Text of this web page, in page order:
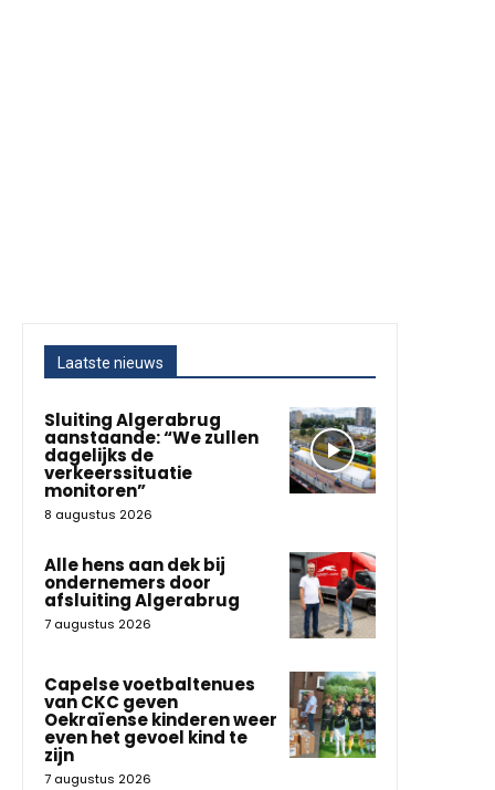
Laatste nieuws
Sluiting Algerabrug
aanstaande: “We zullen
dagelijks de
verkeerssituatie
monitoren”
8 augustus 2026
Alle hens aan dek bij
ondernemers door
afsluiting Algerabrug
7 augustus 2026
Capelse voetbaltenues
van CKC geven
Oekraïense kinderen weer
even het gevoel kind te
zijn
7 augustus 2026